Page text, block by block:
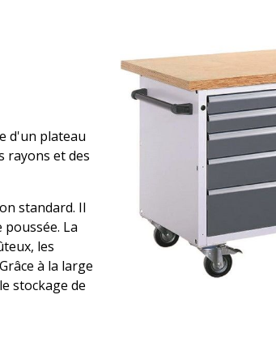
d'un plateau
rayons et des
standard. Il
La
les
à la large
stockage de